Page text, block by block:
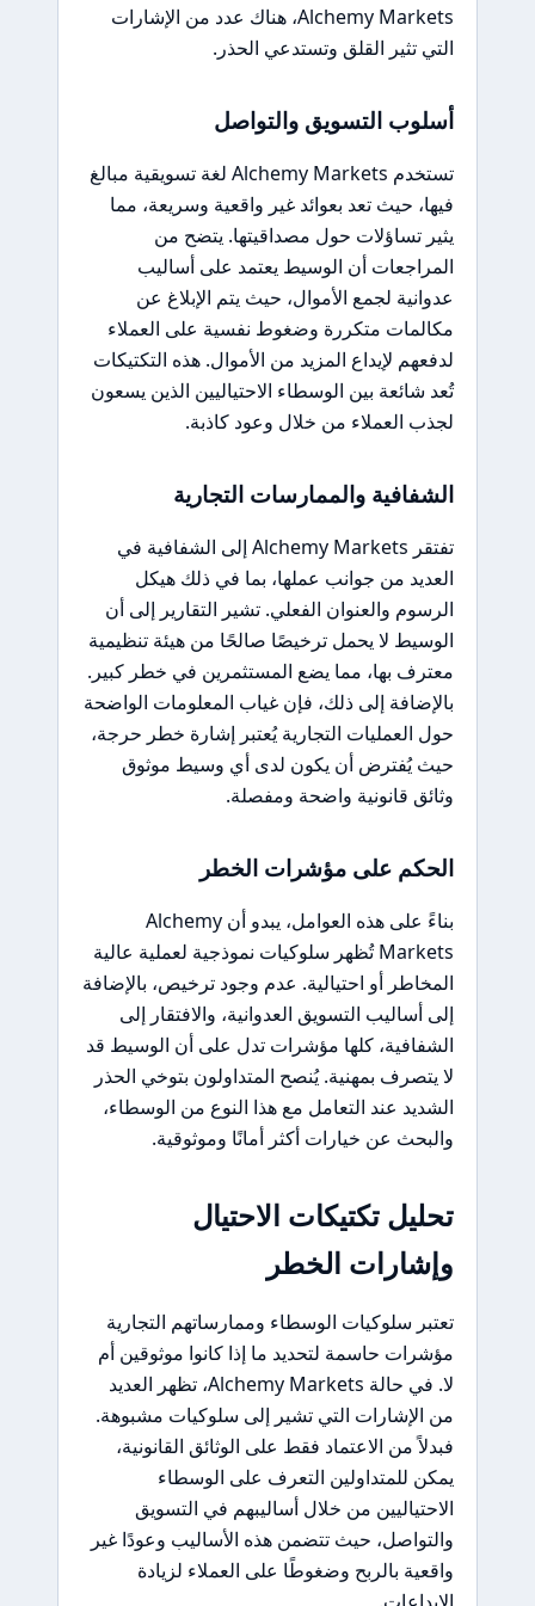
Alchemy Markets، هناك عدد من الإشارات
التي تثير القلق وتستدعي الحذر.
أسلوب التسويق والتواصل
تستخدم Alchemy Markets لغة تسويقية مبالغ
فيها، حيث تعد بعوائد غير واقعية وسريعة، مما
يثير تساؤلات حول مصداقيتها. يتضح من
المراجعات أن الوسيط يعتمد على أساليب
عدوانية لجمع الأموال، حيث يتم الإبلاغ عن
مكالمات متكررة وضغوط نفسية على العملاء
لدفعهم لإيداع المزيد من الأموال. هذه التكتيكات
تُعد شائعة بين الوسطاء الاحتياليين الذين يسعون
لجذب العملاء من خلال وعود كاذبة.
الشفافية والممارسات التجارية
تفتقر Alchemy Markets إلى الشفافية في
العديد من جوانب عملها، بما في ذلك هيكل
الرسوم والعنوان الفعلي. تشير التقارير إلى أن
الوسيط لا يحمل ترخيصًا صالحًا من هيئة تنظيمية
معترف بها، مما يضع المستثمرين في خطر كبير.
بالإضافة إلى ذلك، فإن غياب المعلومات الواضحة
حول العمليات التجارية يُعتبر إشارة خطر حرجة،
حيث يُفترض أن يكون لدى أي وسيط موثوق
وثائق قانونية واضحة ومفصلة.
الحكم على مؤشرات الخطر
بناءً على هذه العوامل، يبدو أن Alchemy
Markets تُظهر سلوكيات نموذجية لعملية عالية
المخاطر أو احتيالية. عدم وجود ترخيص، بالإضافة
إلى أساليب التسويق العدوانية، والافتقار إلى
الشفافية، كلها مؤشرات تدل على أن الوسيط قد
لا يتصرف بمهنية. يُنصح المتداولون بتوخي الحذر
الشديد عند التعامل مع هذا النوع من الوسطاء،
والبحث عن خيارات أكثر أمانًا وموثوقية.
تحليل تكتيكات الاحتيال
وإشارات الخطر
تعتبر سلوكيات الوسطاء وممارساتهم التجارية
مؤشرات حاسمة لتحديد ما إذا كانوا موثوقين أم
لا. في حالة Alchemy Markets، تظهر العديد
من الإشارات التي تشير إلى سلوكيات مشبوهة.
فبدلاً من الاعتماد فقط على الوثائق القانونية،
يمكن للمتداولين التعرف على الوسطاء
الاحتياليين من خلال أساليبهم في التسويق
والتواصل، حيث تتضمن هذه الأساليب وعودًا غير
واقعية بالربح وضغوطًا على العملاء لزيادة